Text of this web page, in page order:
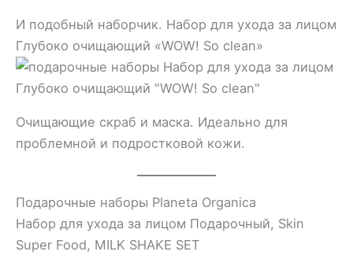
И подобный наборчик. Набор для ухода за лицом
Глубоко очищающий «WOW! So clean»
Очищающие скраб и маска. Идеально для
проблемной и подростковой кожи.
Подарочные наборы Planeta Organica
Набор для ухода за лицом Подарочный, Skin
Super Food, MILK SHAKE SET